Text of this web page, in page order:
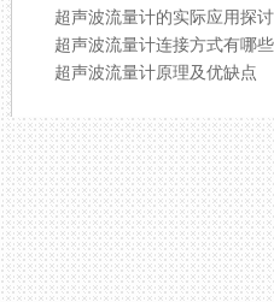
超声波流量计的实际应用探讨
超声波流量计连接方式有哪些
超声波流量计原理及优缺点